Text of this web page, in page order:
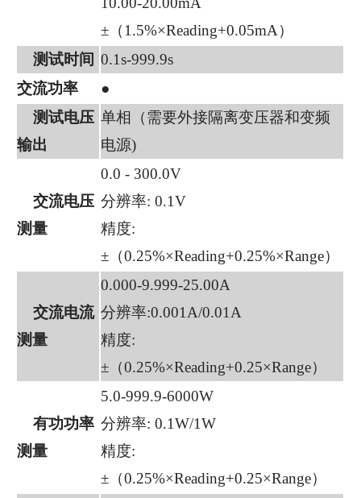
±（1.5%×Reading+0.05mA）
测试时间 0.1s-999.9s
交流功率
●
测试电压
输出
单相（需要外接隔离变压器和变频
电源)
交流电压
测量
0.0 - 300.0V
分辨率: 0.1V
精度:
±（0.25%×Reading+0.25%×Range）
交流电流
测量
0.000-9.999-25.00A
分辨率:0.001A/0.01A
精度:
±（0.25%×Reading+0.25×Range）
有功功率
测量
5.0-999.9-6000W
分辨率: 0.1W/1W
精度:
±（0.25%×Reading+0.25×Range）